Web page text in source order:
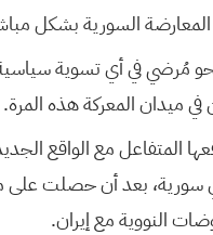
السورية بشكل
مُرضي في أي تسوية
المعركة هذه المرة.
المتفاعل مع الواقع
سورية، بعد أن حصلت على
النووية مع إيران.